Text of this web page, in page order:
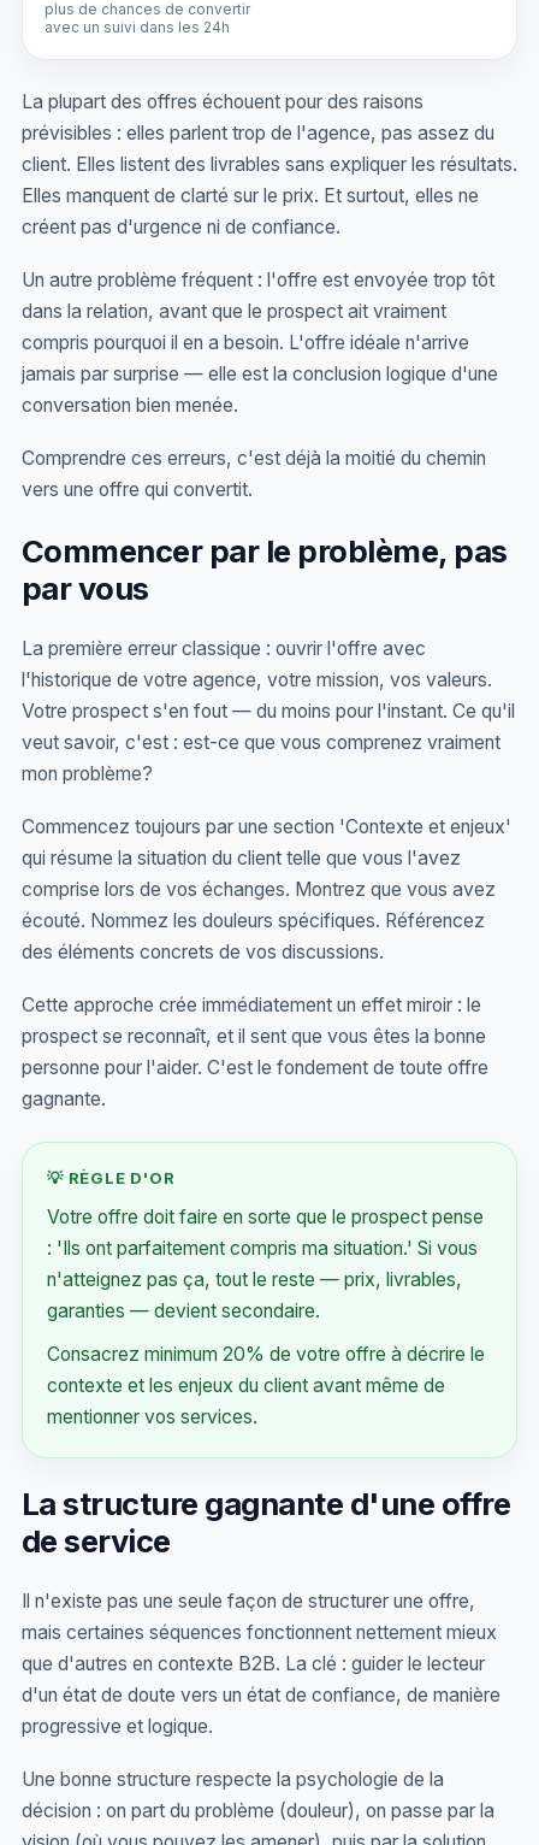
plus de chances de convertir
avec un suivi dans les 24h
La plupart des offres échouent pour des raisons
prévisibles : elles parlent trop de l'agence, pas assez du
client. Elles listent des livrables sans expliquer les résultats.
Elles manquent de clarté sur le prix. Et surtout, elles ne
créent pas d'urgence ni de confiance.
Un autre problème fréquent : l'offre est envoyée trop tôt
dans la relation, avant que le prospect ait vraiment
compris pourquoi il en a besoin. L'offre idéale n'arrive
jamais par surprise — elle est la conclusion logique d'une
conversation bien menée.
Comprendre ces erreurs, c'est déjà la moitié du chemin
vers une offre qui convertit.
Commencer par le problème, pas
par vous
La première erreur classique : ouvrir l'offre avec
l'historique de votre agence, votre mission, vos valeurs.
Votre prospect s'en fout — du moins pour l'instant. Ce qu'il
veut savoir, c'est : est-ce que vous comprenez vraiment
mon problème?
Commencez toujours par une section 'Contexte et enjeux'
qui résume la situation du client telle que vous l'avez
comprise lors de vos échanges. Montrez que vous avez
écouté. Nommez les douleurs spécifiques. Référencez
des éléments concrets de vos discussions.
Cette approche crée immédiatement un effet miroir : le
prospect se reconnaît, et il sent que vous êtes la bonne
personne pour l'aider. C'est le fondement de toute offre
gagnante.
💡 RÈGLE D'OR
Votre offre doit faire en sorte que le prospect pense
: 'Ils ont parfaitement compris ma situation.' Si vous
n'atteignez pas ça, tout le reste — prix, livrables,
garanties — devient secondaire.
Consacrez minimum 20% de votre offre à décrire le
contexte et les enjeux du client avant même de
mentionner vos services.
La structure gagnante d'une offre
de service
Il n'existe pas une seule façon de structurer une offre,
mais certaines séquences fonctionnent nettement mieux
que d'autres en contexte B2B. La clé : guider le lecteur
d'un état de doute vers un état de confiance, de manière
progressive et logique.
Une bonne structure respecte la psychologie de la
décision : on part du problème (douleur), on passe par la